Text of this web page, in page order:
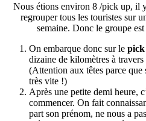
Nous étions environ 8 /pick up, il
regrouper tous les touristes sur
semaine. Donc le groupe
On embarque donc sur le
dizaine de kilomètres à travers
(Attention aux têtes parce que
très vite !)
Après une petite demi heure,
commencer. On fait
part son prénom, ne nous a